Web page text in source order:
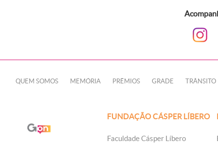
QUEM SOMOS MEMÓRIA PRÊMIOS GRADE TRÂNSITO
FUNDAÇÃO CÁSPER LÍBERO
Faculdade Cásper Líbero